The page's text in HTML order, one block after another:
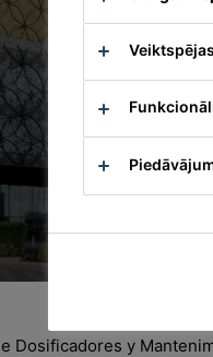
Dosificadores y